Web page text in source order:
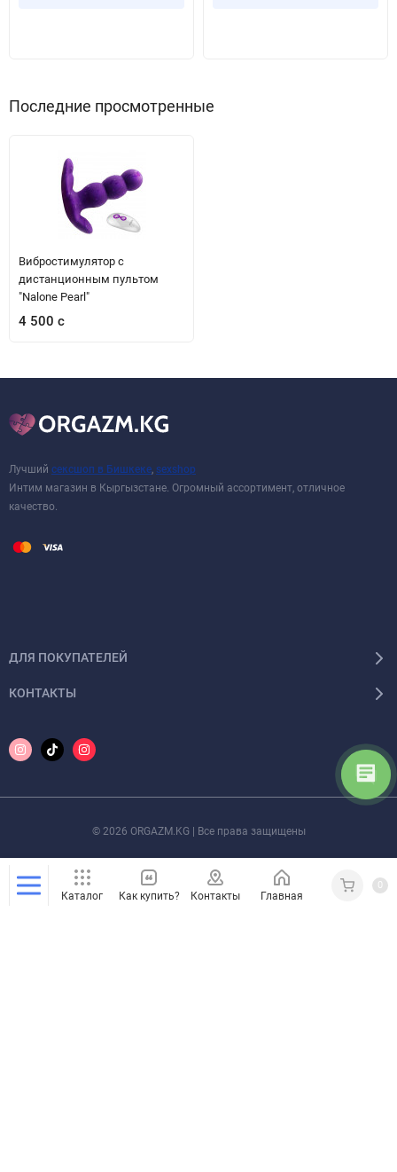
Последние просмотренные
Вибростимулятор с
дистанционным пультом
"Nalone Pearl"
4 500 с
Лучший сексшоп в Бишкеке sexshop
Интим магазин в Кыргызстане. Огромный ассортимент, отличное
качество.
ДЛЯ ПОКУПАТЕЛЕЙ
КОНТАКТЫ
© 2026 ORGAZM.KG | Все права защищены
Каталог Как купить? Контакты Главная Кабинет
0